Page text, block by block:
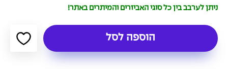
ניתן לערבב בין כל סוגי האביזרים והמיתרים באתר!
הוספה לסל